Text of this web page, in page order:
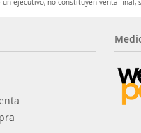
ejecutivo, no constituyen venta final,